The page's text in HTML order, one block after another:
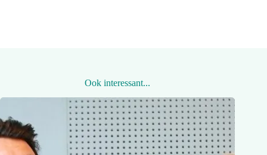
Ook interessant...